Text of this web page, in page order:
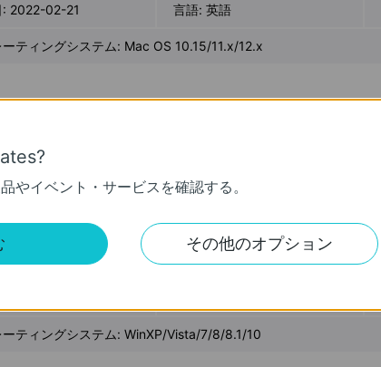
2022-02-21 言語: 英語
ーティングシステム: Mac OS 10.15/11.x/12.x
:2018-10-29
ティングシステム: Mac OS 10.9-10.14
ーティングシステム: WinXP/Vista/7/8/8.1/10
やイベント・サービスを確認する。
その他のオプション